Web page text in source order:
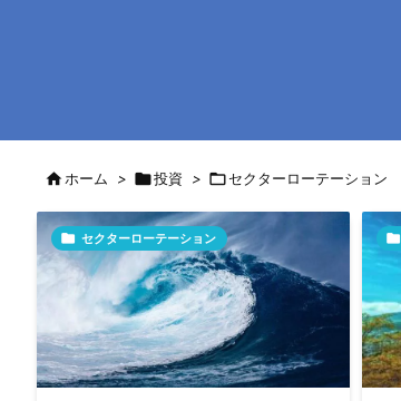
ホーム > 投資 > セクターローテーション
 セクターローテーション 